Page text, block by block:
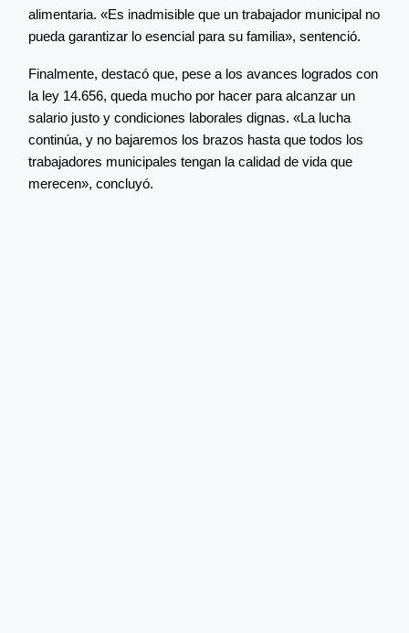
alimentaria. «Es inadmisible que un trabajador municipal no
pueda garantizar lo esencial para su familia», sentenció.
Finalmente, destacó que, pese a los avances logrados con
la ley 14.656, queda mucho por hacer para alcanzar un
salario justo y condiciones laborales dignas. «La lucha
continúa, y no bajaremos los brazos hasta que todos los
trabajadores municipales tengan la calidad de vida que
merecen», concluyó.